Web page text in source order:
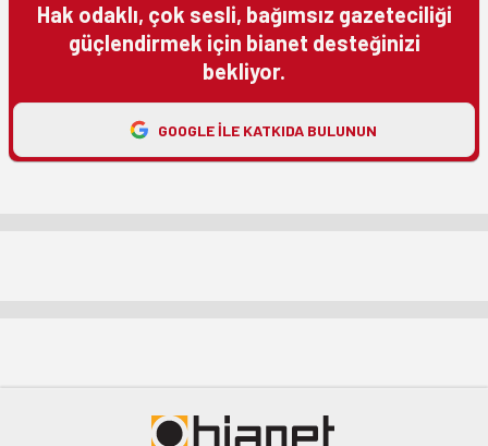
Hak odaklı, çok sesli, bağımsız gazeteciliği
güçlendirmek için bianet desteğinizi
bekliyor.
GOOGLE ILE KATKIDA BULUNUN